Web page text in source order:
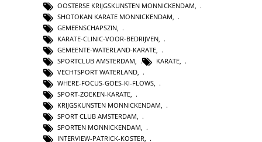
OOSTERSE KRIJGSKUNSTEN MONNICKENDAM
SHOTOKAN KARATE MONNICKENDAM
GEMEENSCHAPSZIN
KARATE-CLINIC-VOOR-BEDRIJVEN
GEMEENTE-WATERLAND-KARATE
SPORTCLUB AMSTERDAM
KARATE
VECHTSPORT WATERLAND
WHERE-FOCUS-GOES-KI-FLOWS
SPORT-ZOEKEN-KARATE,
KRIJGSKUNSTEN MONNICKENDAM,
SPORT CLUB AMSTERDAM,
SPORTEN MONNICKENDAM,
INTERVIEW-PATRICK-KOSTER,